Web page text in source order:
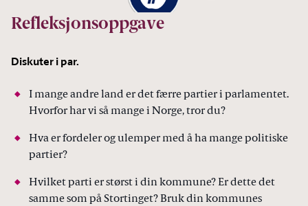
Refleksjonsoppgave
Diskuter i par.
I mange andre land er det færre partier i parlamentet.
Hvorfor har vi så mange i Norge, tror du?
Hva er fordeler og ulemper med å ha mange politiske
partier?
Hvilket parti er størst i din kommune? Er dette det
samme som på Stortinget? Bruk din kommunes